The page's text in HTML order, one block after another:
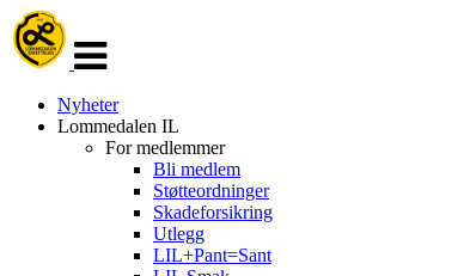
navigasjon
Nyheter
Lommedalen IL
For medlemmer
Bli medlem
Støtteordninger
Skadeforsikring
Utlegg
LIL+Pant=Sant